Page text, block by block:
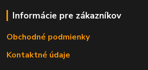
Informácie pre zákazníkov
Obchodné podmienky
Kontaktné údaje